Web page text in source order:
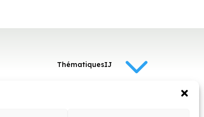
ThématiquesIJ 3